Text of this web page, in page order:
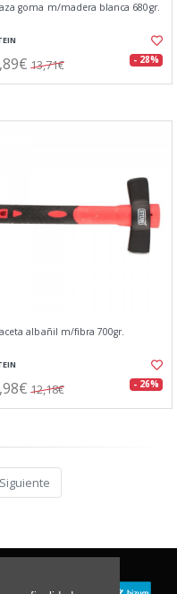
goma m/madera blanca 680gr.
13,71€ - 28%
albañil m/fibra 700gr.
12,18€ - 26%
Siguiente